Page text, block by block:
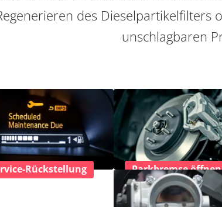
des Dieselpartikelfilters
unschlagbaren
Rückstellung Parkbremse öffnen